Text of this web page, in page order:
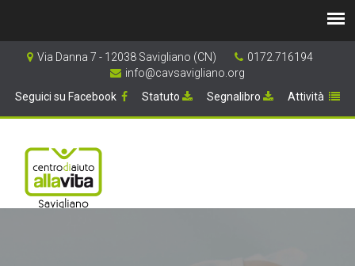
Via Danna 7 - 12038 Savigliano (CN)
0172.716194
info@cavsavigliano.org
Seguici su Facebook
Statuto Segnalibro Attività